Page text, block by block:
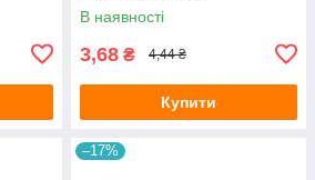
В наявності
3,68 ₴ 4,44 ₴
Купити
–17%